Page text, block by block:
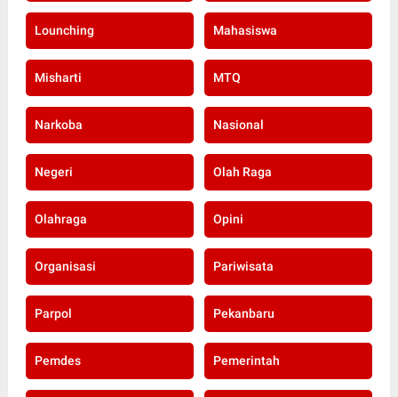
Lounching Mahasiswa
Misharti MTQ
Narkoba Nasional
Negeri Olah Raga
Olahraga Opini
Organisasi Pariwisata
Parpol Pekanbaru
Pemdes Pemerintah